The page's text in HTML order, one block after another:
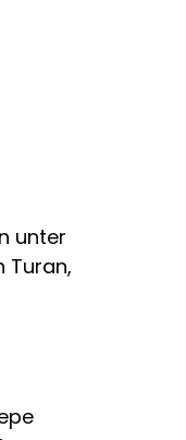
unter
Turan,